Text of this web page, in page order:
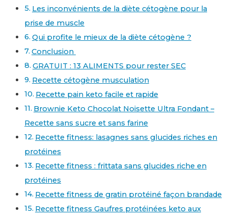
Les inconvénients de la diète cétogène pour la
prise de muscle
Qui profite le mieux de la diète cétogène ?
Conclusion
GRATUIT : 13 ALIMENTS pour rester SEC
Recette cétogène musculation
Recette pain keto facile et rapide
Brownie Keto Chocolat Noisette Ultra Fondant –
Recette sans sucre et sans farine
Recette fitness: lasagnes sans glucides riches en
protéines
Recette fitness : frittata sans glucides riche en
protéines
Recette fitness de gratin protéiné façon brandade
Recette fitness Gaufres protéinées keto aux